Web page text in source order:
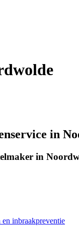
in
in
inbraakpreventie